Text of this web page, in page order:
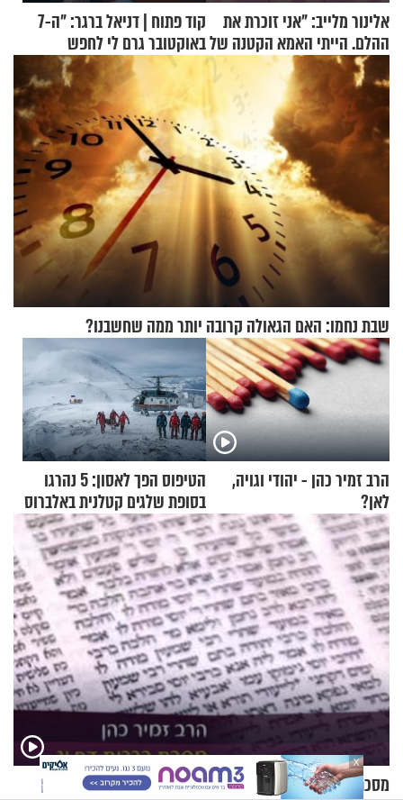
אלינור מלייב: "אני זוכרת את
ההלם. הייתי האמא הקטנה של
הבית"
קוד פתוח | דניאל ברגר: "ה-7
באוקטובר גרם לי לחפש
תשובות"
שבת נחמו: האם הגאולה קרובה יותר ממה שחשבנו?
הרב זמיר כהן - יהודי וגויה,
לאן?
הטיפוס הפך לאסון: 5 נהרגו
בסופת שלגים קטלנית באלברוס
מסכת ברכות דף יג - הרב זמיר כהן
X